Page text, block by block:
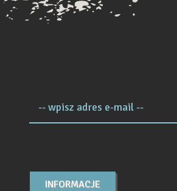
-- wpisz adres e-mail --
INFORMACJE